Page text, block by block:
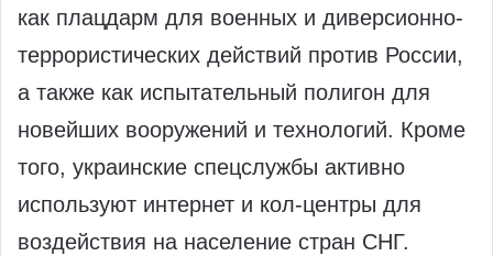
как плацдарм для военных и диверсионно-
террористических действий против России,
а также как испытательный полигон для
новейших вооружений и технологий. Кроме
того, украинские спецслужбы активно
используют интернет и кол-центры для
воздействия на население стран СНГ.